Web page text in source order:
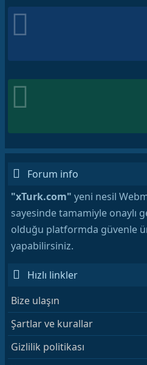
Forum info
"xTurk.com" yeni nesil
sayesinde tamamiyle onaylı
olduğu platformda güvenle
yapabilirsiniz.
Hızlı linkler
Bize ulaşın
Şartlar ve kurallar
Gizlilik politikası